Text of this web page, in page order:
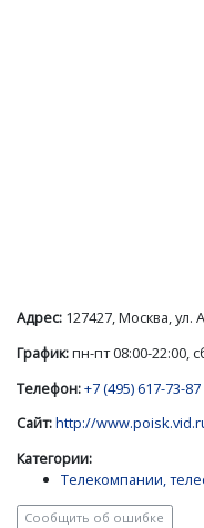
Адрес: 127427, Москва, ул.
График:пн-пт 08:00-22:00,
Телефон:+7 (495) 617-73-87
Сайт:http://
Категории:
Телекомпании,
Сообщить об ошибке